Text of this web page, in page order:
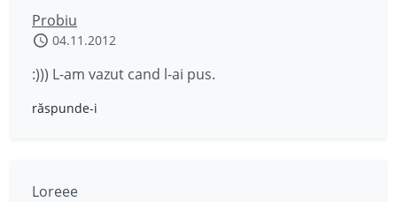
Probiu
04.11.2012
:))) L-am vazut cand l-ai pus.
răspunde-i
Loreee